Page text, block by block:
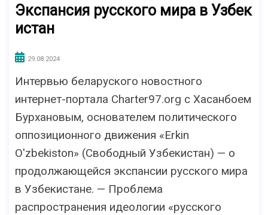
Экспансия русского мира в Узбек
истан
29.08.2024
Интервью беларуского новостного
интернет-портала Charter97.org с Хасанбоем
Бурхановым, основателем политического
оппозиционного движения «Erkin
O'zbekiston» (Свободный Узбекистан) — о
продолжающейся экспансии русского мира
в Узбекистане. — Проблема
распространения идеологии «русского